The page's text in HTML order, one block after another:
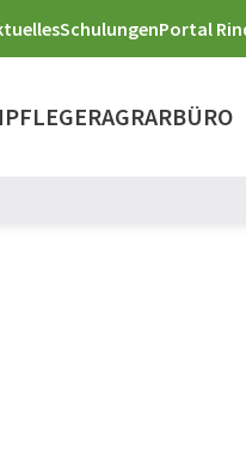
SchulungenPortal
AGRARBÜRO